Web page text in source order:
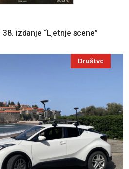
izdanje “Ljetnje scene”
Društvo